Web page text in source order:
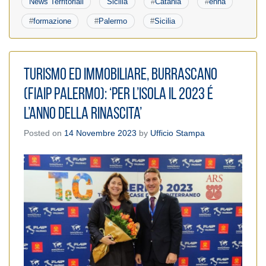
#formazione #Palermo #Sicilia
Turismo ed Immobiliare, Burrascano
(Fiaip Palermo): ‘Per l’Isola il 2023 é
l’anno della rinascita’
Posted on 14 Novembre 2023 by Ufficio Stampa